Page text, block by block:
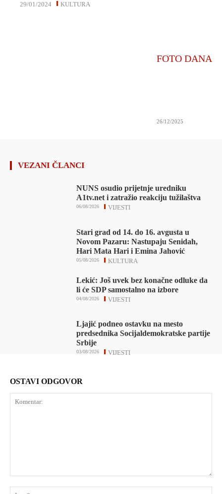
KULTURA
29/01/2024
FOTO DANA
26/12/2025
VEZANI ČLANCI
NUNS osudio prijetnje uredniku
A1tv.net i zatražio reakciju tužilaštva
VIJESTI
06/08/2026
Stari grad od 14. do 16. avgusta u
Novom Pazaru: Nastupaju Senidah,
Hari Mata Hari i Emina Jahović
KULTURA
05/08/2026
Lekić: Još uvek bez konačne odluke da
li će SDP samostalno na izbore
VIJESTI
04/08/2026
Ljajić podneo ostavku na mesto
predsednika Socijaldemokratske partije
Srbije
VIJESTI
03/08/2026
OSTAVI ODGOVOR